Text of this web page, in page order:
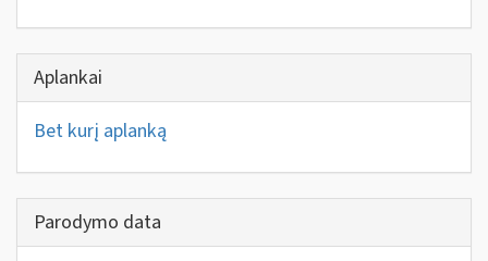
Aplankai
Bet kurį aplanką
Parodymo data